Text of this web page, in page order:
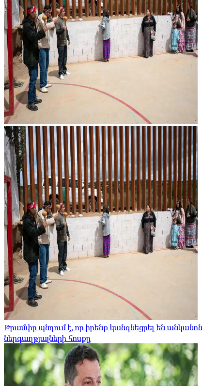
Թրամփը պնդում է, որ իրենք կանգնեցրել են անկանոն
ներգաղթյալների հոսքը